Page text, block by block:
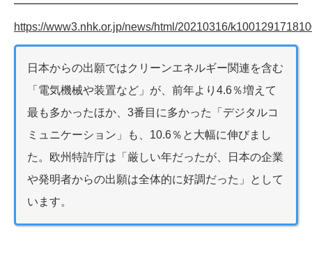
https://www3.nhk.or.jp/news/html/20210316/
日本からの出願ではクリーンエネルギー関連を含む
「電気機械や装置など」が、前年より4.6％増えて
最も多かったほか、3番目に多かった「デジタルコ
ミュニケーション」も、10.6％と大幅に伸びまし
た。欧州特許庁は「厳しい年だったが、日本の企業
や発明者からの出願は全体的に好調だった」として
います。